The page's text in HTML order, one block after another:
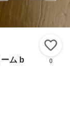
ム b
0